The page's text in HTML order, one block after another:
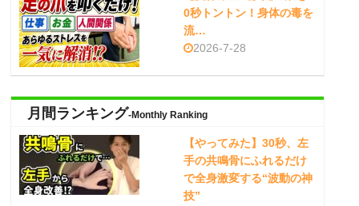
0秒トントン！身体の毒を
流…
2026-7-28
月間ランキング-Monthly Ranking
【やってみた】30秒、左
手の共鳴骨にふれるだけ
で全身激変する“波動の神
技”